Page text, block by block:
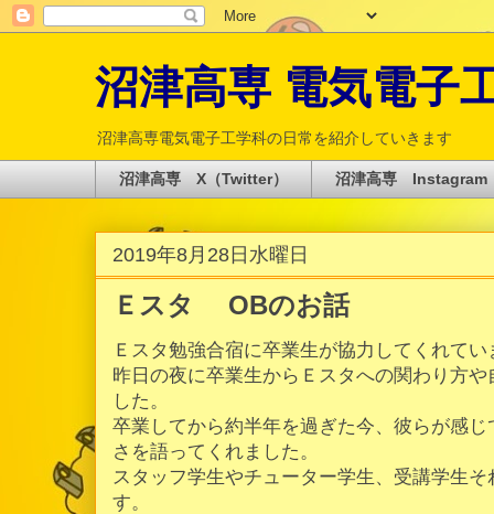
沼津高専 電気電子
沼津高専電気電子工学科の日常を紹介していきます
沼津高専 X（Twitter） 沼津高専 Instagram
2019年8月28日水曜日
Ｅスタ OBのお話
Ｅスタ勉強合宿に卒業生が協力してくれてい
昨日の夜に卒業生からＥスタへの関わり方
した。
卒業してから約半年を過ぎた今、彼らが感
さを語ってくれました。
スタッフ学生やチューター学生、受講学生
す。